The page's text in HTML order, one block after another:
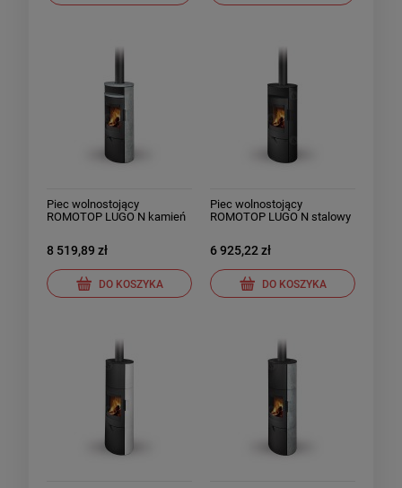
Piec wolnostojący
ROMOTOP LUGO N kamień
8 519,89 zł
DO KOSZYKA
Piec wolnostojący
ROMOTOP LUGO N stalowy
6 925,22 zł
DO KOSZYKA